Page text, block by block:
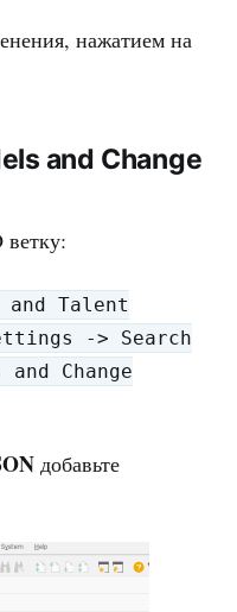
нажатием на
and Change
ветку:
and Talent
-> Search
Change
добавьте